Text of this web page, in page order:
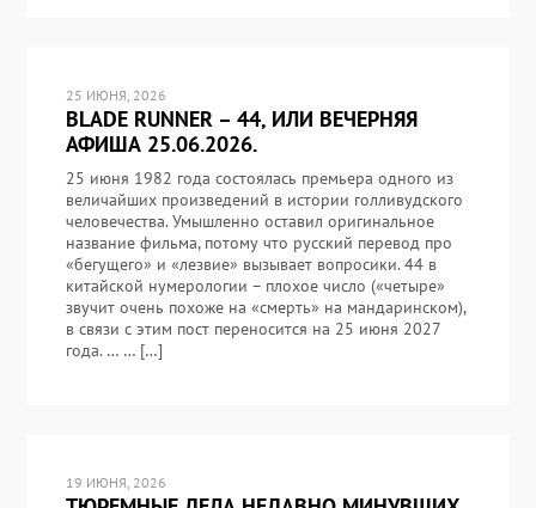
25 ИЮНЯ, 2026
BLADE RUNNER – 44, ИЛИ ВЕЧЕРНЯЯ
АФИША 25.06.2026.
25 июня 1982 года состоялась премьера одного из
величайших произведений в истории голливудского
человечества. Умышленно оставил оригинальное
название фильма, потому что русский перевод про
«бегущего» и «лезвие» вызывает вопросики. 44 в
китайской нумерологии – плохое число («четыре»
звучит очень похоже на «смерть» на мандаринском),
в связи с этим пост переносится на 25 июня 2027
года. … … […]
19 ИЮНЯ, 2026